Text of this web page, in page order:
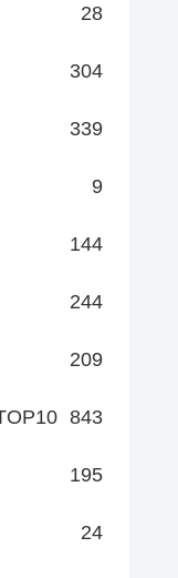
28
304
339
9
144
244
209
843
195
24